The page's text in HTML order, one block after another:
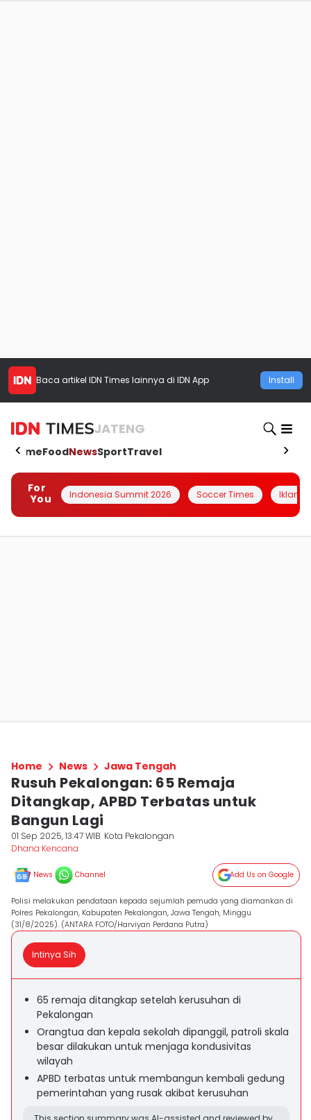
Baca artikel IDN Times lainnya di IDN App Install
JATENG
HomeFoodNewsSportTravel
For
You
Indonesia Summit 2026 Soccer Times Iklanin
Home News Jawa Tengah
Rusuh Pekalongan: 65 Remaja
Ditangkap, APBD Terbatas untuk
Bangun Lagi
01 Sep 2025, 13:47 WIB Kota Pekalongan
Dhana Kencana
News Channel Add Us on Google
Polisi melakukan pendataan kepada sejumlah pemuda yang diamankan di
Polres Pekalongan, Kabupaten Pekalongan, Jawa Tengah, Minggu
(31/8/2025). (ANTARA FOTO/Harviyan Perdana Putra)
Intinya Sih
65 remaja ditangkap setelah kerusuhan di
Pekalongan
Orangtua dan kepala sekolah dipanggil, patroli skala
besar dilakukan untuk menjaga kondusivitas
wilayah
APBD terbatas untuk membangun kembali gedung
pemerintahan yang rusak akibat kerusuhan